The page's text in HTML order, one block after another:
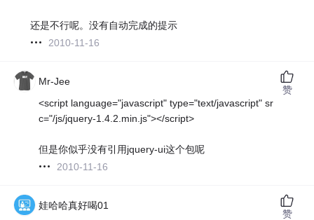
还是不行呢。没有自动完成的提示
2010-11-16
Mr-Jee
<script language="javascript" type="text/javascript" sr
c="/js/jquery-1.4.2.min.js"></script>
但是你似乎没有引用jquery-ui这个包呢
2010-11-16
赞
娃哈哈真好喝01
赞